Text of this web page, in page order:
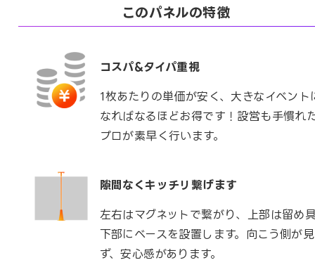
このパネルの特徴
コスパ&タイパ重視
1枚あたりの単価が安く、大きなイベント
なればなるほどお得です！設営も手慣れ
プロが素早く行います。
隙間なくキッチリ繋げます
左右はマグネットで繋がり、上部は留め
下部にベースを設置します。向こう側が
ず、安心感があります。